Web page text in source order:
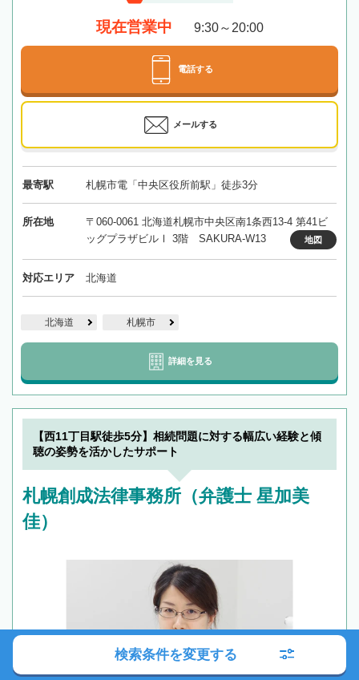
現在営業中 9:30～20:00
電話する
メールする
最寄駅 札幌市電「中央区役所前駅」徒歩3分
所在地
〒060-0061 北海道札幌市中央区南1条西13-4 第41ビ
ッグプラザビルⅠ 3階 SAKURA-W13
地図
対応エリア 北海道
北海道 札幌市
詳細を見る
【西11丁目駅徒歩5分】相続問題に対する幅広い経験と傾
聴の姿勢を活かしたサポート
札幌創成法律事務所（弁護士 星加美
佳）
検索条件を変更する